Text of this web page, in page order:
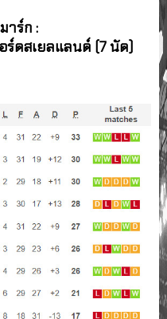
าร์ก :
ร์ดสเยลแลนด์ (7 นัด)